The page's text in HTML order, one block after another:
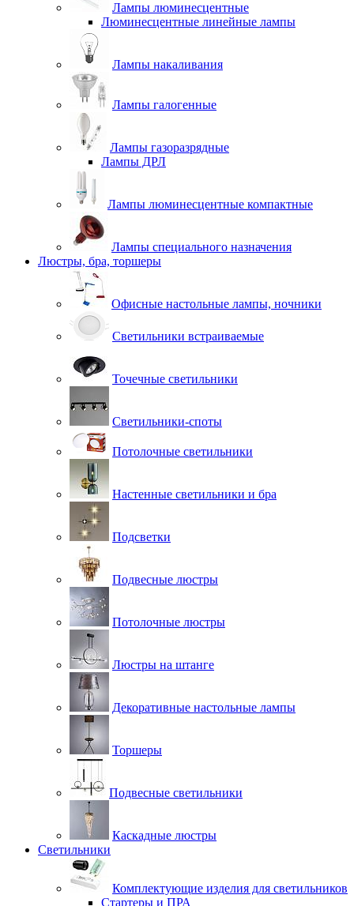
Лампы люминесцентные
Люминесцентные линейные лампы
Лампы накаливания
Лампы галогенные
Лампы газоразрядные
Лампы ДРЛ
Лампы люминесцентные компактные
Лампы специального назначения
Люстры, бра, торшеры
Офисные настольные лампы, ночники
Светильники встраиваемые
Точечные светильники
Светильники-споты
Потолочные светильники
Настенные светильники и бра
Подсветки
Подвесные люстры
Потолочные люстры
Люстры на штанге
Декоративные настольные лампы
Торшеры
Подвесные светильники
Каскадные люстры
Светильники
Комплектующие изделия для светильников
Стартеры и ПРА